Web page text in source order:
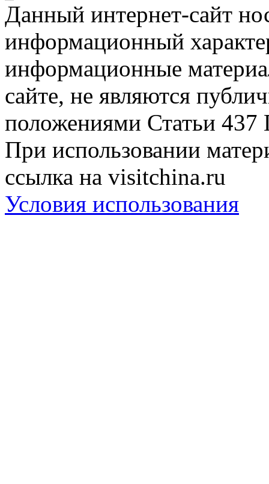
Данный интернет-сайт
информационный
информационные
сайте, не являются
положениями Статьи 437
При использовании
ссылка на visitchina.ru
Условия использования